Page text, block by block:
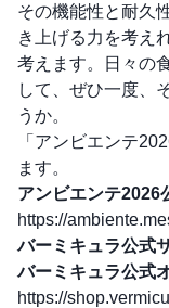
その機能性と耐久
き上げる力を考え
考えます。日々の
して、ぜひ一度、
うか。
「アンビエンテ
ます。
アンビエンテ2026
https://
バーミキュラ公式
バーミキュラ公式
https://